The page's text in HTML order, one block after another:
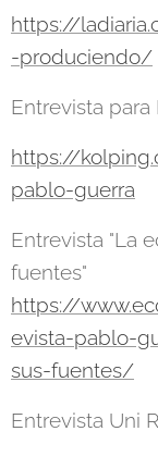
https://
-produciendo/
Entrevista para
https://
pablo-guerra
Entrevista "La
fuentes"
https://
evista-pablo-
sus-fuentes/
Entrevista Uni